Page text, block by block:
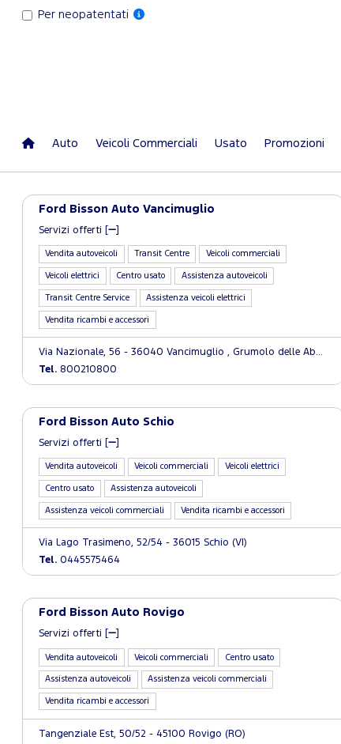
Per neopatentati
Auto Veicoli Commerciali Usato Promozioni
Ford Bisson Auto Vancimuglio
Servizi offerti [
Vendita autoveicoli Transit Centre Veicoli commerciali
Veicoli elettrici Centro usato Assistenza autoveicoli
Transit Centre Service Assistenza veicoli elettrici
Vendita ricambi e accessori
Tel. 800210800
Ford Bisson Auto Schio
Servizi offerti [
Vendita autoveicoli Veicoli commerciali Veicoli elettrici
Centro usato Assistenza autoveicoli
Assistenza veicoli commerciali Vendita ricambi e accessori
Via Lago Trasimeno, 52/54 - 36015 Schio (VI)
Tel. 0445575464
Ford Bisson Auto Rovigo
Servizi offerti [
Vendita autoveicoli Veicoli commerciali Centro usato
Assistenza autoveicoli Assistenza veicoli commerciali
Vendita ricambi e accessori
Tangenziale Est, 50/52 - 45100 Rovigo (RO)